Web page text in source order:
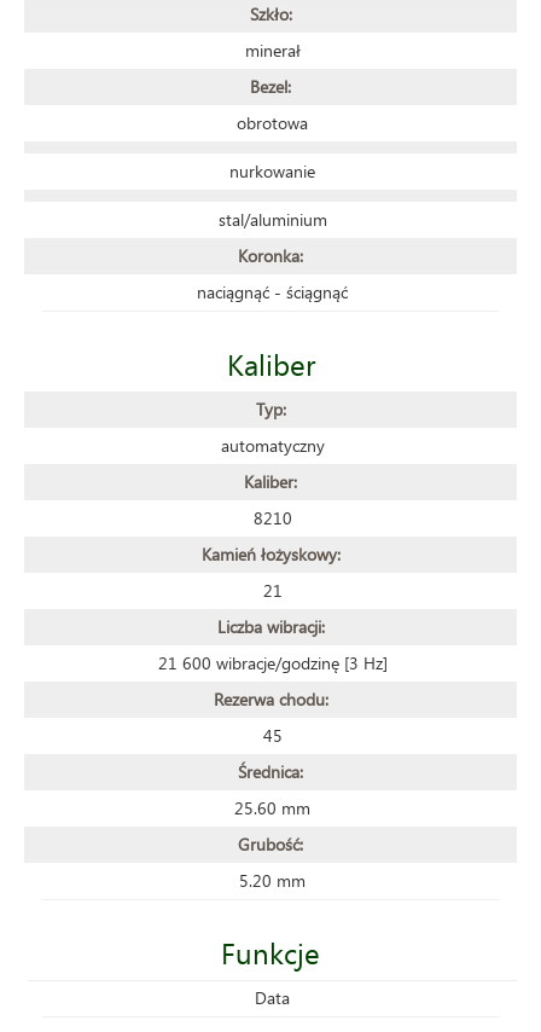
Szkło:
minerał
Bezel:
obrotowa
nurkowanie
stal/aluminium
Koronka:
naciągnąć - ściągnąć
Kaliber
Typ:
automatyczny
Kaliber:
8210
Kamień łożyskowy:
21
Liczba wibracji:
21 600 wibracje/godzinę [3 Hz]
Rezerwa chodu:
45
Średnica:
25.60 mm
Grubość:
5.20 mm
Funkcje
Data